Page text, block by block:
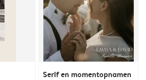
Serif en momentopnamen